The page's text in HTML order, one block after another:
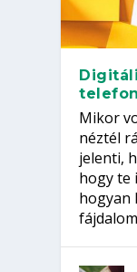
Mikor
néztél
jelenti,
hogy te
hogyan